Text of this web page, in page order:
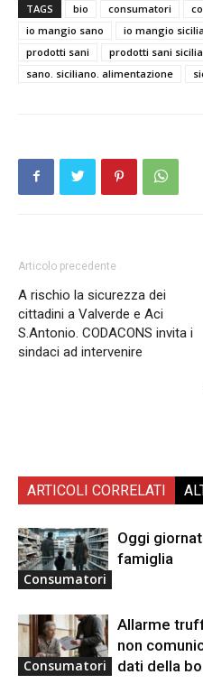
TAGS bio consumatori
io mangio sano
io mangio
prodotti sani
prodotti sani
sano. siciliano. alimentazione
Articolo precedente
A rischio la sicurezza dei
cittadini a Valverde e Aci
S.Antonio. CODACONS invita i
sindaci ad intervenire
ARTICOLI CORRELATI
Consumatori
Oggi
famiglia
Consumatori
Allarme
non
dati della